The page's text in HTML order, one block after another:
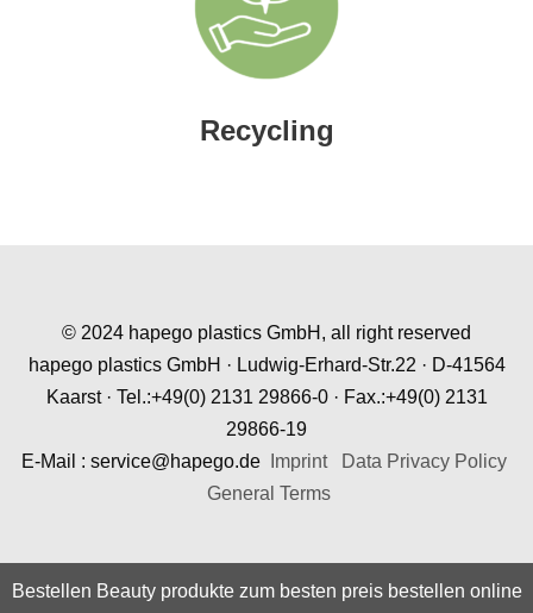
Recycling
© 2024 hapego plastics GmbH, all right reserved
hapego plastics GmbH · Ludwig-Erhard-Str.22 · D-41564
Kaarst · Tel.:+49(0) 2131 29866-0 · Fax.:+49(0) 2131
29866-19
E-Mail : service@hapego.de
Imprint
Data Privacy Policy
General Terms
Bestellen Beauty produkte zum besten preis bestellen online